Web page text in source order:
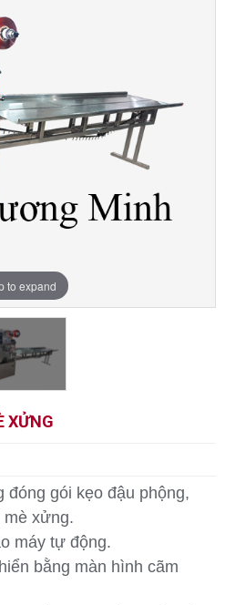
to expand
XỬNG
đóng gói kẹo đậu phộng,
mè xửng.
máy tự động.
bằng màn hình cãm